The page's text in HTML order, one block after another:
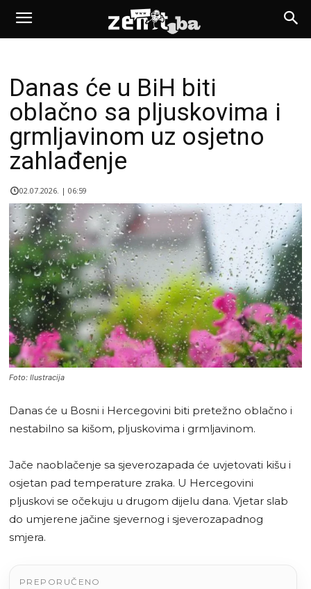
Danas će u BiH biti
oblačno sa pljuskovima i
grmljavinom uz osjetno
zahlađenje
02.07.2026. | 06:59
Foto: Ilustracija
Danas će u Bosni i Hercegovini biti pretežno oblačno i
nestabilno sa kišom, pljuskovima i grmljavinom.
Jače naoblačenje sa sjeverozapada će uvjetovati kišu i
osjetan pad temperature zraka. U Hercegovini
pljuskovi se očekuju u drugom dijelu dana. Vjetar slab
do umjerene jačine sjevernog i sjeverozapadnog
smjera.
PREPORUČENO